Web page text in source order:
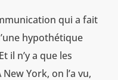
qui a fait
hypothétique
il n’y a que les
York, on l’a vu,